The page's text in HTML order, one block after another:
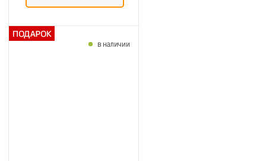
в наличии